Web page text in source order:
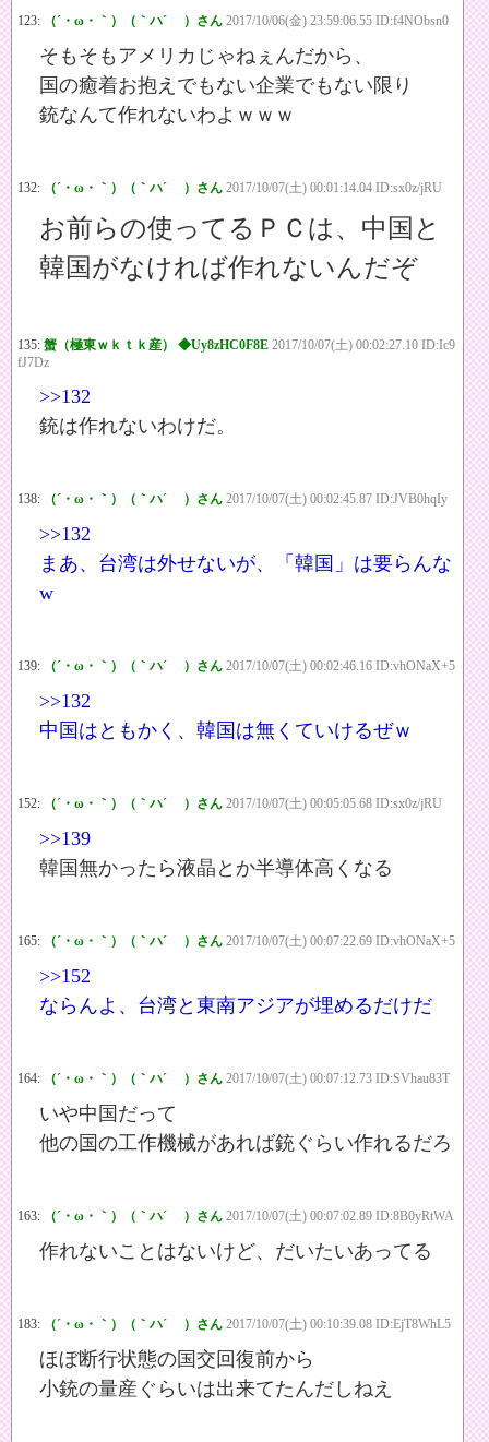
123: （´・ω・｀）（｀ハ´ ）さん 2017/10/06(金) 23:59:06.55 ID:f4NObsn0
そもそもアメリカじゃねぇんだから、
国の癒着お抱えでもない企業でもない限り
銃なんて作れないわよｗｗｗ
132: （´・ω・｀）（｀ハ´ ）さん 2017/10/07(土) 00:01:14.04 ID:sx0z/jRU
お前らの使ってるＰＣは、中国と
韓国がなければ作れないんだぞ
135: 蟹（極東ｗｋｔｋ産） ◆Uy8zHC0F8E 2017/10/07(土) 00:02:27.10 ID:Ic9
fJ7Dz
>>132
銃は作れないわけだ。
138: （´・ω・｀）（｀ハ´ ）さん 2017/10/07(土) 00:02:45.87 ID:JVB0hqIy
>>132
まあ、台湾は外せないが、「韓国」は要らんな
w
139: （´・ω・｀）（｀ハ´ ）さん 2017/10/07(土) 00:02:46.16 ID:vhONaX+5
>>132
中国はともかく、韓国は無くていけるぜｗ
152: （´・ω・｀）（｀ハ´ ）さん 2017/10/07(土) 00:05:05.68 ID:sx0z/jRU
>>139
韓国無かったら液晶とか半導体高くなる
165: （´・ω・｀）（｀ハ´ ）さん 2017/10/07(土) 00:07:22.69 ID:vhONaX+5
>>152
ならんよ、台湾と東南アジアが埋めるだけだ
164: （´・ω・｀）（｀ハ´ ）さん 2017/10/07(土) 00:07:12.73 ID:SVhau83T
いや中国だって
他の国の工作機械があれば銃ぐらい作れるだろ
163: （´・ω・｀）（｀ハ´ ）さん 2017/10/07(土) 00:07:02.89 ID:8B0yRtWA
作れないことはないけど、だいたいあってる
183: （´・ω・｀）（｀ハ´ ）さん 2017/10/07(土) 00:10:39.08 ID:EjT8WhL5
ほぼ断行状態の国交回復前から
小銃の量産ぐらいは出来てたんだしねえ